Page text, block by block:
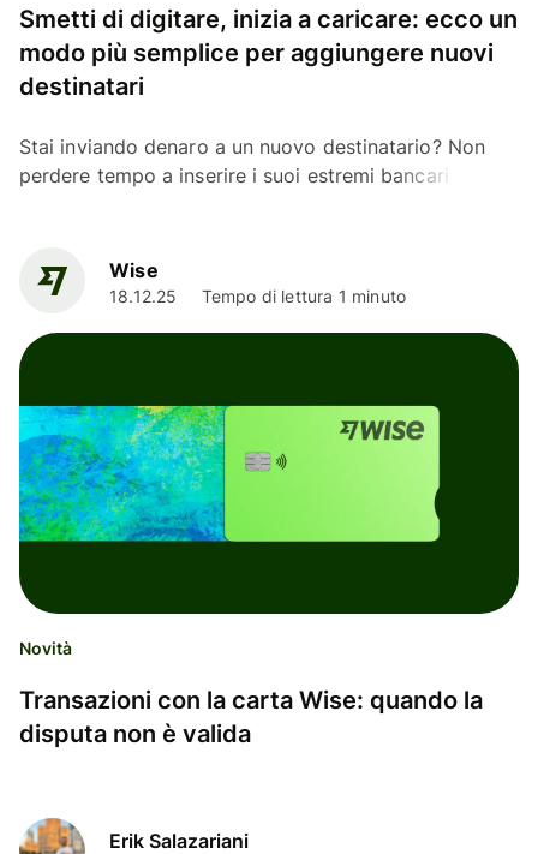
Smetti di digitare, inizia a caricare: ecco un
modo più semplice per aggiungere nuovi
destinatari
Stai inviando denaro a un nuovo destinatario? Non
perdere tempo a inserire i suoi estremi bancari
Wise
18.12.25 Tempo di lettura 1 minuto
Novità
Transazioni con la carta Wise: quando la
disputa non è valida
Erik Salazariani